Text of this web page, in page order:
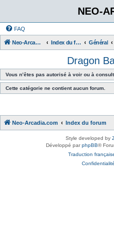
NEO-
FAQ
Neo-Arcadia.com Index du forum Général
Dragon
Vous n’êtes pas autorisé à voir ou à
Cette catégorie ne contient aucun forum.
Neo-Arcadia.com Index du forum
Style developed by
Développé parphpBB®
Traduction
Confidentialité